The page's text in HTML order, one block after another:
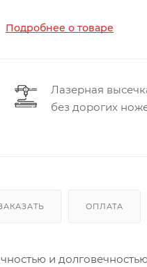
Подробнее о товаре
Лазерная
без дорогих
ОПЛАТА
и